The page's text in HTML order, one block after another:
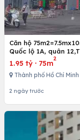
Căn hộ
Quốc lộ 1A, quân
1.95 tỷ · 75m
2
Thành phố Hồ Chí Minh
2 ngày trước